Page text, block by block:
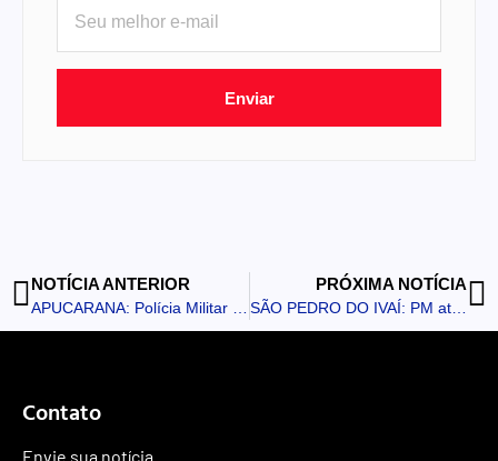
Enviar
NOTÍCIA ANTERIOR PRÓXIMA NOTÍCIA
SÃO PEDRO DO IVAÍ: PM atende casos de violência doméstica e acidente de trânsito na mesma rua
Contato
Envie sua notícia